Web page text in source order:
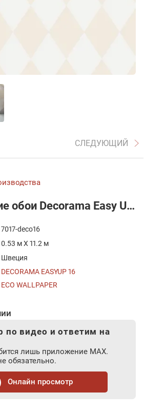
СЛЕДУЮЩИЙ
Геометрические обои Decorama Easy Up 2016
7017-deco16
0.53 м X 11.2 м
Швеция
DECORAMA EASYUP 16
ECO WALLPAPER
по видео и ответим на
лишь приложение MAX.
обязательно.
Онлайн просмотр